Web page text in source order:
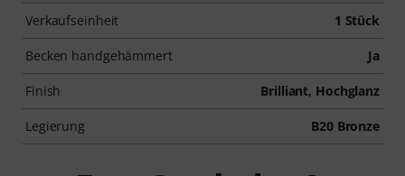
Verkaufseinheit 1 Stück
Becken handgehämmert Ja
Finish Brilliant, Hochglanz
Legierung B20 Bronze